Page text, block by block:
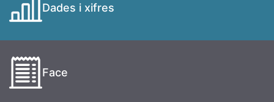
Dades i xifres
Face